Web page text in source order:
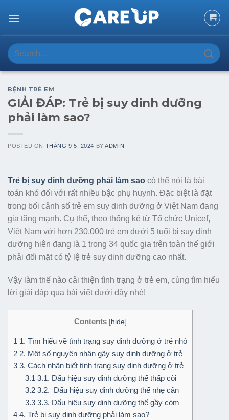
Search
for:
BỆNH TRẺ EM
GIẢI ĐÁP: Trẻ bị suy dinh dưỡng
phải làm sao?
POSTED ON THÁNG 9 5, 2024 BYADMIN
Trẻ bị suy dinh dưỡng phải làm sao có thể nói là bài
toán khó đối với rất nhiều bậc phụ huynh. Đặc biệt là đặt
trong bối cảnh số trẻ em suy dinh dưỡng ở Việt Nam đang
gia tăng mạnh. Cụ thể, theo thống kê từ Tổ chức Unicef,
Việt Nam với hơn 230.000 trẻ em dưới 5 tuổi bị suy dinh
dưỡng hiện đang là 1 trong 34 quốc gia trên toàn thế giới
phải đối mặt có tỷ lệ trẻ suy dinh dưỡng cao nhất.
Vậy làm thế nào cải thiện tình trạng ở trẻ em, cùng tìm hiểu
lời giải đáp qua bài viết dưới đây nhé!
Contents [hide]
1 1. Tìm hiểu về tình trạng suy dinh dưỡng ở trẻ nhỏ
2 2. Một số nguyên nhân gây suy dinh dưỡng ở trẻ
3 3. Cách nhận biết tình trạng suy dinh dưỡng ở trẻ
3.1 3.1. Dấu hiệu suy dinh dưỡng thể thấp còi
3.23.2. Dấu hiệu suy dinh dưỡng thể nhẹ cân
3.33.3. Dấu hiệu suy dinh dưỡng thể gầy còm
4 4. Trẻ bị suy dinh dưỡng phải làm sao?